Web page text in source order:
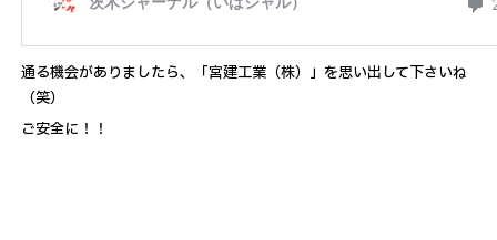
通る機会がありましたら、「宮建工業（株）」を思い出して下さいね
（笑）
ご安全に！！